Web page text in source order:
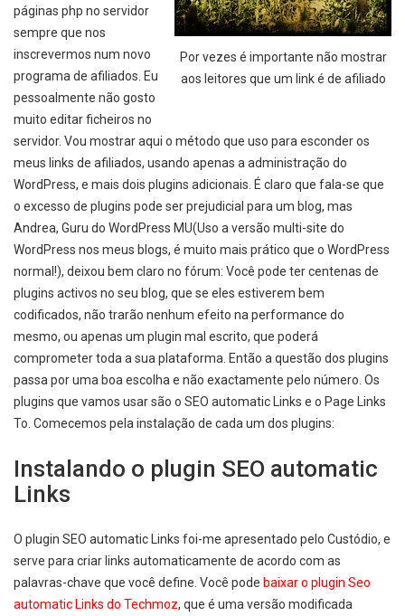
Por vezes é importante não mostrar
aos leitores que um link é de afiliado
páginas php no servidor
sempre que nos
inscrevermos num novo
programa de afiliados. Eu
pessoalmente não gosto
muito editar ficheiros no
servidor. Vou mostrar aqui o método que uso para esconder os
meus links de afiliados, usando apenas a administração do
WordPress, e mais dois plugins adicionais. É claro que fala-se que
o excesso de plugins pode ser prejudicial para um blog, mas
Andrea, Guru do WordPress MU(Uso a versão multi-site do
WordPress nos meus blogs, é muito mais prático que o WordPress
normal!), deixou bem claro no fórum: Você pode ter centenas de
plugins activos no seu blog, que se eles estiverem bem
codificados, não trarão nenhum efeito na performance do
mesmo, ou apenas um plugin mal escrito, que poderá
comprometer toda a sua plataforma. Então a questão dos plugins
passa por uma boa escolha e não exactamente pelo número. Os
plugins que vamos usar são o SEO automatic Links e o Page Links
To. Comecemos pela instalação de cada um dos plugins:
Instalando o plugin SEO automatic
Links
O plugin SEO automatic Links foi-me apresentado pelo Custódio, e
serve para criar links automaticamente de acordo com as
palavras-chave que você define. Você pode baixar o plugin Seo
automatic Links do Techmoz, que é uma versão modificada